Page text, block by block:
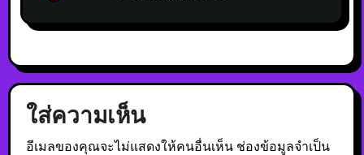
ใส่ความเห็น
อีเมลของคุณจะไม่แสดงให้คนอื่นเห็น ช่องข้อมูลจำเป็น